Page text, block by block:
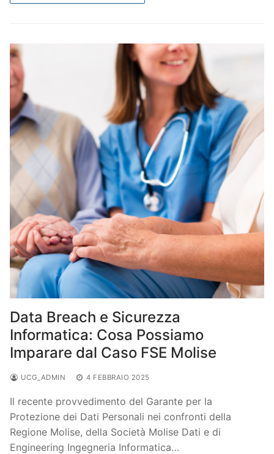
Data Breach e Sicurezza
Informatica: Cosa Possiamo
Imparare dal Caso FSE Molise
UCG_ADMIN 4 FEBBRAIO 2025
Il recente provvedimento del Garante per la
Protezione dei Dati Personali nei confronti della
Regione Molise, della Società Molise Dati e di
Engineering Ingegneria Informatica…